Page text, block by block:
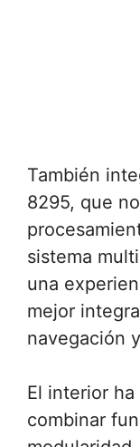
También
8295, que
sistema
una
mejor
navegación
El interior
combinar